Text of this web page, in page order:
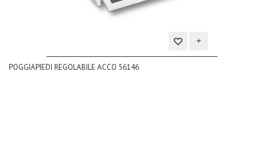
Aggiungi
POGGIAPIEDI REGOLABILE ACCO 56146